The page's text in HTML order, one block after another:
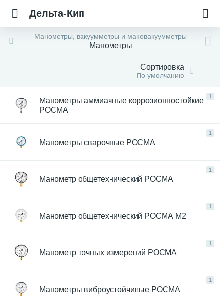
Дельта-Кип
Манометры, вакуумметры и мановакуумметры
Манометры
Сортировка
По умолчанию
1
Манометры аммиачные коррозионностойкие
РОСМА
1
Манометры сварочные РОСМА
1
Манометр общетехнический РОСМА
1
Манометр общетехнический РОСМА М2
1
Манометр точных измерений РОСМА
1
Манометры виброустойчивые РОСМА